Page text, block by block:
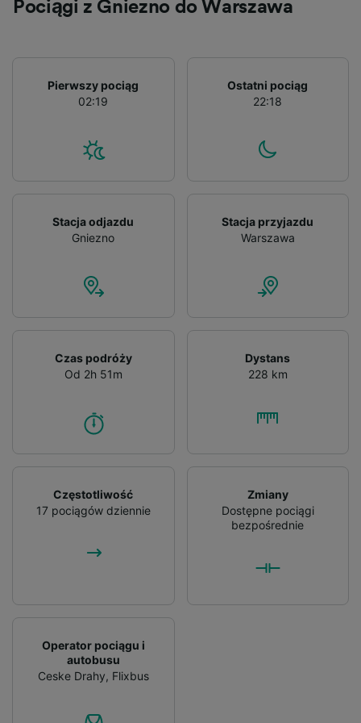
Pociągi z Gniezno do Warszawa
Pierwszy pociąg
02:19
Ostatni pociąg
22:18
Stacja odjazdu
Gniezno
Stacja przyjazdu
Warszawa
Czas podróży
Od 2h 51m
Dystans
228 km
Częstotliwość
17 pociągów dziennie
Zmiany
Dostępne pociągi
bezpośrednie
Operator pociągu i
autobusu
Ceske Drahy, Flixbus